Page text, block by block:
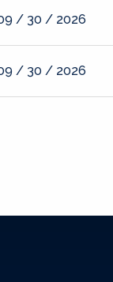
/ 30 / 2026
/ 30 / 2026